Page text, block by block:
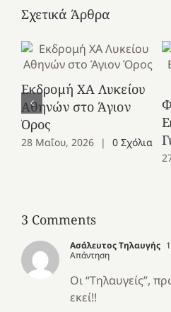
Σχετικά Άρθρα
Εκδρομή ΧΑ Λυκείου
Αθηνών στο Άγιον
Όρος
28 Μαΐου, 2026 | 0 Σχόλια
3 Comments
Ασάλευτος Τηλαυγής
Απάντηση
Οι “Τηλαυγείς”,
εκεί!!